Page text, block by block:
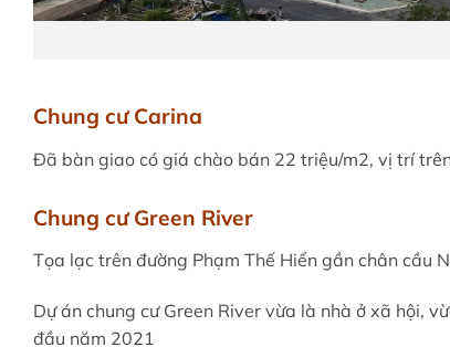
Chung cư Carina
Đã bàn giao có giá chào bán 22 triệu/m2, vị trí
Chung cư Green River
Tọa lạc trên đường Phạm Thế Hiển gần chân cầu
Dự án chung cư Green River vừa là nhà ở xã hội,
đầu năm 2021